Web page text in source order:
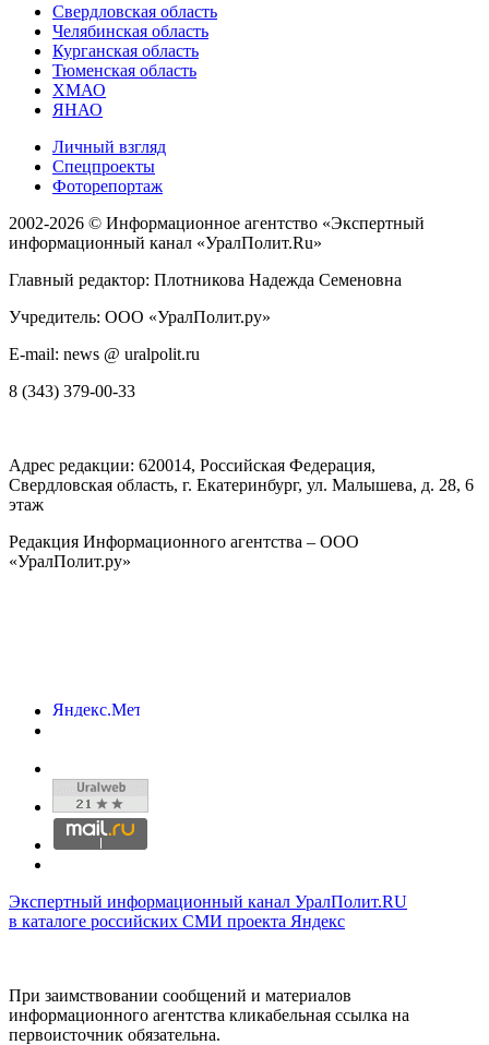
Свердловская область
Челябинская область
Курганская область
Тюменская область
ХМАО
ЯНАО
Личный взгляд
Спецпроекты
Фоторепортаж
2002-2026 © Информационное агентство «Экспертный
информационный канал «УралПолит.Ru»
Главный редактор: Плотникова Надежда Семеновна
Учредитель: ООО «УралПолит.ру»
E-mail: news @ uralpolit.ru
8 (343) 379-00-33
Адрес редакции: 620014, Российская Федерация,
Свердловская область, г. Екатеринбург, ул. Малышева, д. 28, 6
этаж
Редакция Информационного агентства – ООО
«УралПолит.ру»
Экспертный информационный канал УралПолит.RU
в каталоге российских СМИ проекта Яндекс
При заимствовании сообщений и материалов
информационного агентства кликабельная ссылка на
первоисточник обязательна.